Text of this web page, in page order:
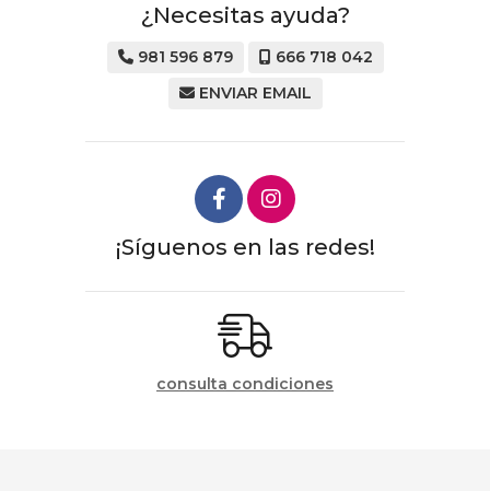
¿Necesitas ayuda?
981 596 879
666 718 042
ENVIAR EMAIL
¡Síguenos en las redes!
consulta condiciones